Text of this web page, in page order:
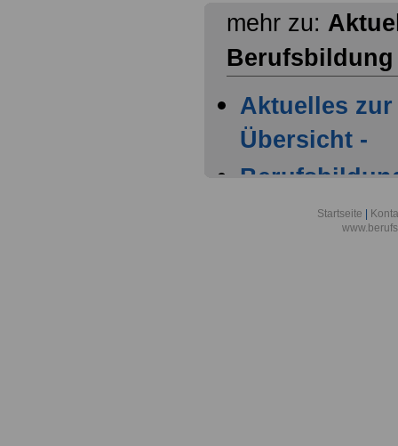
mehr zu:
Berufsbildung
Aktuelles
Übersicht -
fordert mehr
Startseite